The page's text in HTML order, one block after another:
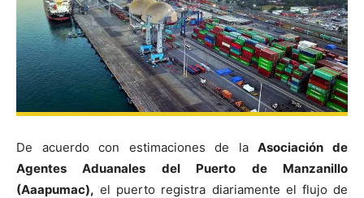
De acuerdo con estimaciones de laAsociación de
Agentes Aduanales del Puerto de Manzanillo
(Aaapumac), el puerto registra diariamente el flujo de